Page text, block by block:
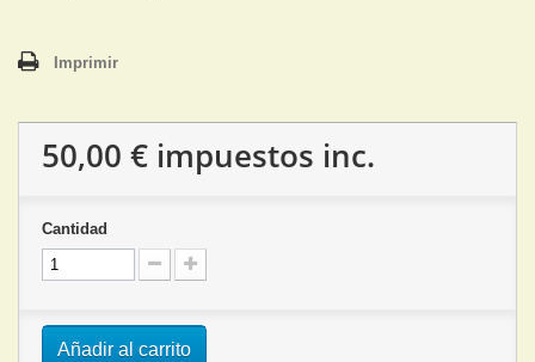
Imprimir
50,00 € impuestos inc.
Cantidad
Añadir al carrito